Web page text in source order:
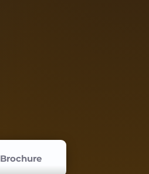
Brochure